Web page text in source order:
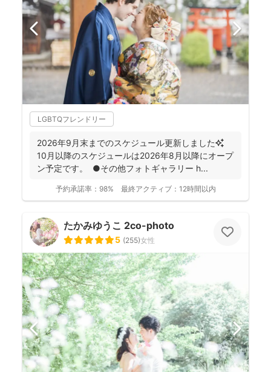
LGBTQフレンドリー
2026年9月末までのスケジュール更新しました✨
10月以降のスケジュールは2026年8月以降にオープ
ン予定です。 ●その他フォトギャラリー h...
予約承諾率： 98% 最終アクティブ： 12時間以内
たかみゆうこ 2co-photo
5 (255)女性